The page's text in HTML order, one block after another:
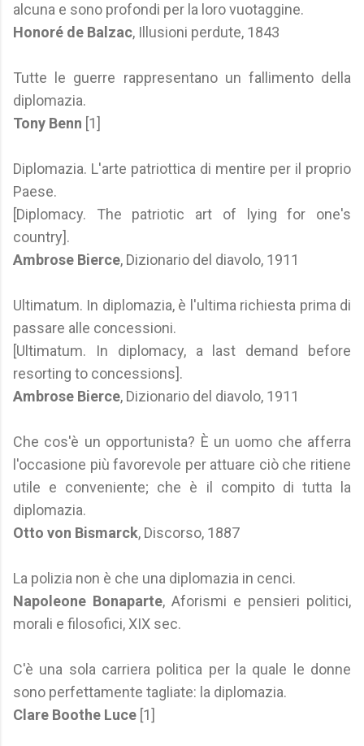
alcuna e sono profondi per la loro vuotaggine.
Honoré de Balzac, Illusioni perdute, 1843
Tutte le guerre rappresentano un fallimento della
diplomazia.
Tony Benn [1]
Diplomazia. L'arte patriottica di mentire per il proprio
Paese.
[Diplomacy. The patriotic art of lying for one's
country].
Ambrose Bierce, Dizionario del diavolo, 1911
Ultimatum. In diplomazia, è l'ultima richiesta prima di
passare alle concessioni.
[Ultimatum. In diplomacy, a last demand before
resorting to concessions].
Ambrose Bierce, Dizionario del diavolo, 1911
Che cos'è un opportunista? È un uomo che afferra
l'occasione più favorevole per attuare ciò che ritiene
utile e conveniente; che è il compito di tutta la
diplomazia.
Otto von Bismarck, Discorso, 1887
La polizia non è che una diplomazia in cenci.
Napoleone Bonaparte, Aforismi e pensieri politici,
morali e filosofici, XIX sec.
C'è una sola carriera politica per la quale le donne
sono perfettamente tagliate: la diplomazia.
Clare Boothe Luce [1]